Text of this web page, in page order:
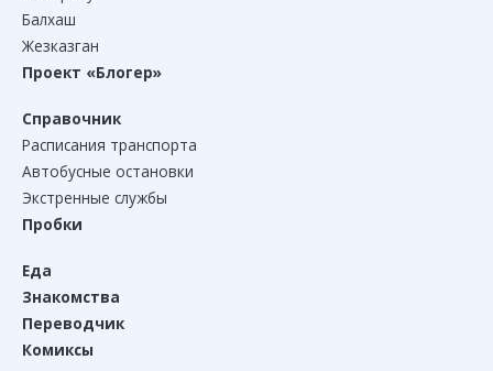
Балхаш
Жезказган
Проект «Блогер»
Справочник
Расписания транспорта
Автобусные остановки
Экстренные службы
Пробки
Еда
Знакомства
Переводчик
Комиксы